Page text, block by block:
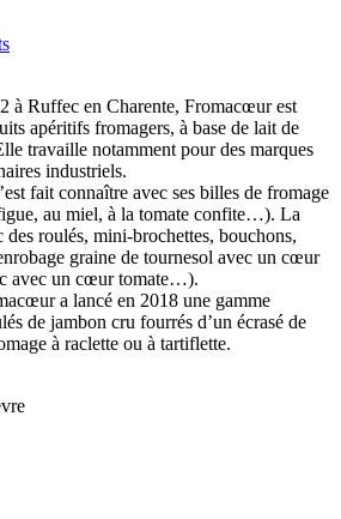
à Ruffec en Charente, Fromacœur est
apéritifs fromagers, à base de lait de
travaille notamment pour des marques
industriels.
fait connaître avec ses billes de fromage
au miel, à la tomate confite…). La
des roulés, mini-brochettes, bouchons,
graine de tournesol avec un cœur
avec un cœur tomate…).
a lancé en 2018 une gamme
de jambon cru fourrés d’un écrasé de
à raclette ou à tartiflette.